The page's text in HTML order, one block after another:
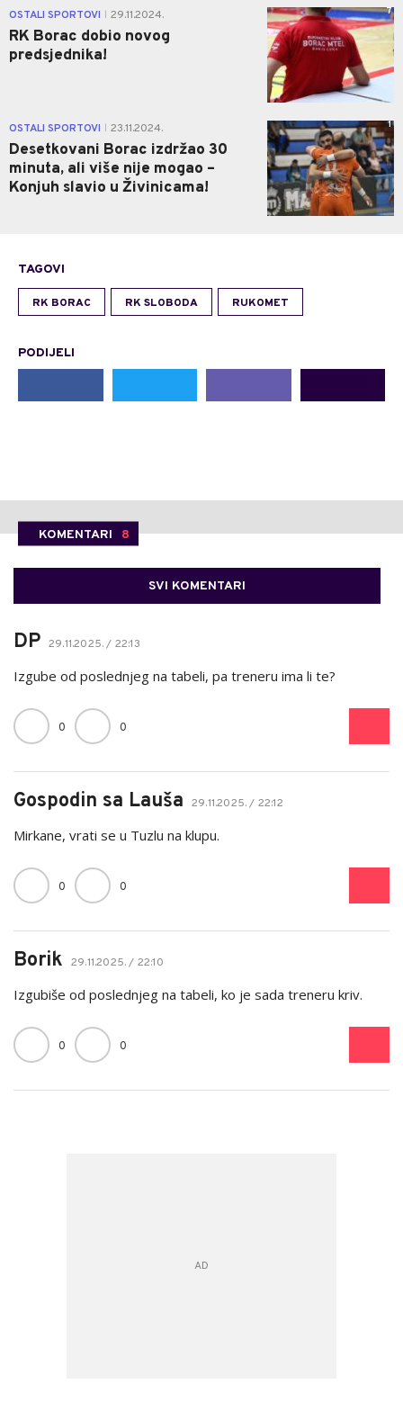
OSTALI SPORTOVI 29.11.2024.
RK Borac dobio novog
predsjednika!
7
OSTALI SPORTOVI 23.11.2024.
Desetkovani Borac izdržao 30
minuta, ali više nije mogao –
Konjuh slavio u Živinicama!
1
TAGOVI
RK BORAC RK SLOBODA RUKOMET
PODIJELI
KOMENTARI 8
SVI KOMENTARI
DP 29.11.2025. / 22:13
Izgube od poslednjeg na tabeli, pa treneru ima li te?
0 0
Gospodin sa Lauša 29.11.2025. / 22:12
Mirkane, vrati se u Tuzlu na klupu.
0 0
Borik 29.11.2025. / 22:10
Izgubiše od poslednjeg na tabeli, ko je sada treneru kriv.
0 0